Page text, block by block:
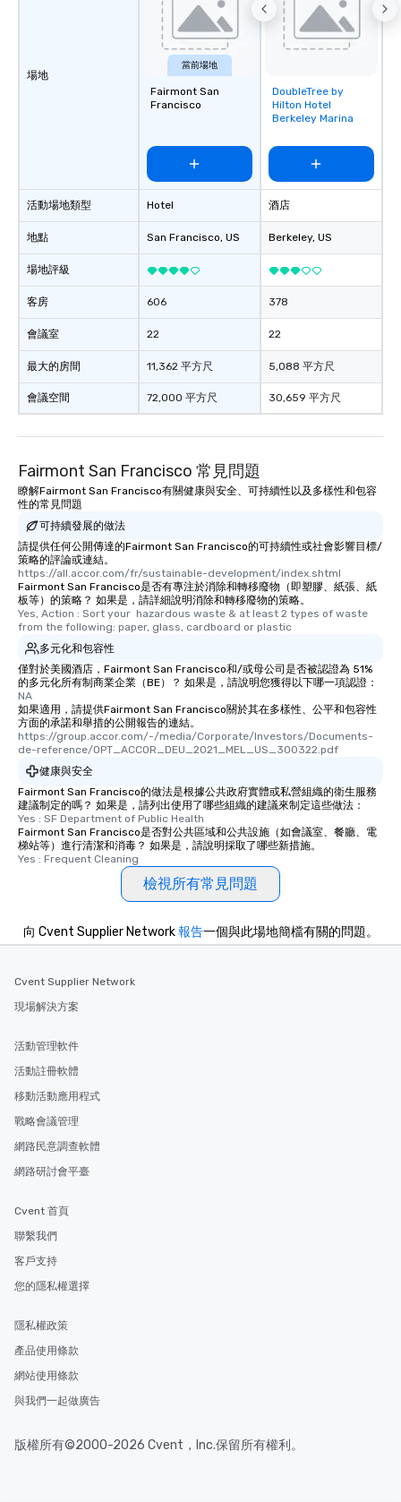
場地
活動場地類型
地點
場地評級
客房
會議室
最大的房間
會議空間
當前場地
Fairmont San
Francisco
Hotel
San Francisco, US
606
22
11,362 平方尺
72,000 平方尺
Removed from
favorites
DoubleTree by
Hilton Hotel
Berkeley Marina
酒店
Berkeley, US
378
22
5,088 平方尺
30,659 平方尺
Fairmont San Francisco 常見問題
瞭解Fairmont San Francisco有關健康與安全、可持續性以及多樣性和包容
性的常見問題
可持續發展的做法
請提供任何公開傳達的Fairmont San Francisco的可持續性或社會影響目標/
策略的評論或連結。
https://all.accor.com/fr/sustainable-development/index.shtml
Fairmont San Francisco是否有專注於消除和轉移廢物（即塑膠、紙張、紙
板等）的策略？ 如果是，請詳細說明消除和轉移廢物的策略。
Yes, Action : Sort your  hazardous waste & at least 2 types of waste
from the following: paper, glass, cardboard or plastic
多元化和包容性
僅對於美國酒店，Fairmont San Francisco和/或母公司是否被認證為 51%
的多元化所有制商業企業（BE）？ 如果是，請說明您獲得以下哪一項認證：
NA
如果適用，請提供Fairmont San Francisco關於其在多樣性、公平和包容性
方面的承諾和舉措的公開報告的連結。
https://group.accor.com/-/media/Corporate/Investors/Documents-
de-reference/OPT_ACCOR_DEU_2021_MEL_US_300322.pdf
健康與安全
Fairmont San Francisco的做法是根據公共政府實體或私營組織的衛生服務
建議制定的嗎？ 如果是，請列出使用了哪些組織的建議來制定這些做法：
Yes : SF Department of Public Health
Fairmont San Francisco是否對公共區域和公共設施（如會議室、餐廳、電
梯站等）進行清潔和消毒？ 如果是，請說明採取了哪些新措施。
Yes : Frequent Cleaning
檢視所有常見問題
向 Cvent Supplier Network報告一個與此場地簡檔有關的問題。
Cvent Supplier Network
現場解決方案
活動管理軟件
活動註冊軟體
移動活動應用程式
戰略會議管理
網路民意調查軟體
網路研討會平臺
Cvent 首頁
聯繫我們
客戶支持
您的隱私權選擇
隱私權政策
產品使用條款
網站使用條款
與我們一起做廣告
版權所有©2000-2026 Cvent，Inc.保留所有權利。